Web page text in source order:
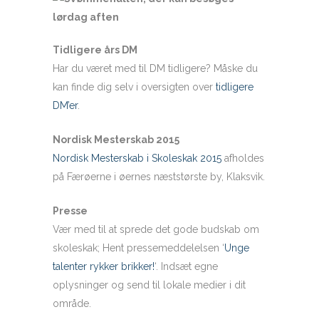
Tidligere års DM
Har du været med til DM tidligere? Måske du
kan finde dig selv i oversigten over tidligere
DM’er.
Nordisk Mesterskab 2015
Nordisk Mesterskab i Skoleskak 2015 afholdes
på Færøerne i øernes næststørste by, Klaksvik.
Presse
Vær med til at sprede det gode budskab om
skoleskak; Hent pressemeddelelsen ‘Unge
talenter rykker brikker!‘. Indsæt egne
oplysninger og send til lokale medier i dit
område.